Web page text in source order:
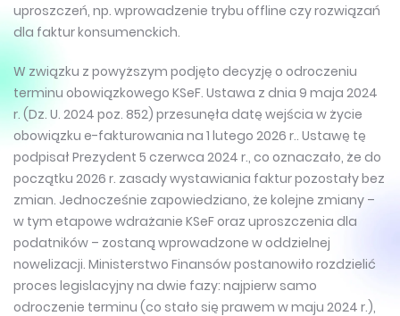
uproszczeń, np. wprowadzenie trybu offline czy rozwiązań
dla faktur konsumenckich.
W związku z powyższym podjęto decyzję o odroczeniu
terminu obowiązkowego KSeF. Ustawa z dnia 9 maja 2024
r. (Dz. U. 2024 poz. 852) przesunęła datę wejścia w życie
obowiązku e-fakturowania na 1 lutego 2026 r.. Ustawę tę
podpisał Prezydent 5 czerwca 2024 r., co oznaczało, że do
początku 2026 r. zasady wystawiania faktur pozostały bez
zmian. Jednocześnie zapowiedziano, że kolejne zmiany –
w tym etapowe wdrażanie KSeF oraz uproszczenia dla
podatników – zostaną wprowadzone w oddzielnej
nowelizacji. Ministerstwo Finansów postanowiło rozdzielić
proces legislacyjny na dwie fazy: najpierw samo
odroczenie terminu (co stało się prawem w maju 2024 r.),